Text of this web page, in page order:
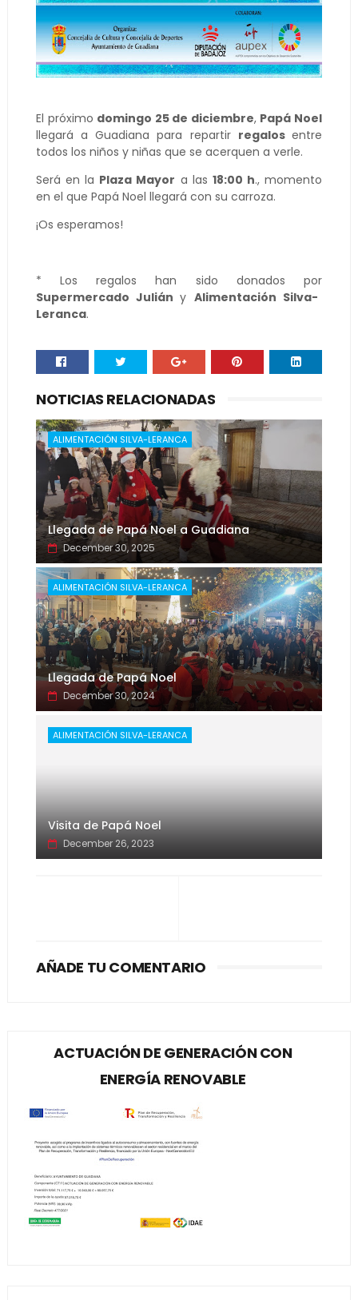
El próximo domingo 25 de diciembre, Papá Noel
llegará a Guadiana para repartir regalosentre
todos los niños y niñas que se acerquen a verle.
Será en la Plaza Mayor a las 18:00 h., momento
en el que Papá Noel llegará con su carroza.
¡Os esperamos!
* Los regalos han sido donados por
Supermercado Juliány Alimentación Silva-
Leranca.
NOTICIAS RELACIONADAS
ALIMENTACIÓN SILVA-LERANCA
Llegada de Papá Noel a Guadiana
December 30, 2025
ALIMENTACIÓN SILVA-LERANCA
Llegada de Papá Noel
December 30, 2024
ALIMENTACIÓN SILVA-LERANCA
Visita de Papá Noel
December 26, 2023
AÑADE TU COMENTARIO
ACTUACIÓN DE GENERACIÓN CON
ENERGÍA RENOVABLE